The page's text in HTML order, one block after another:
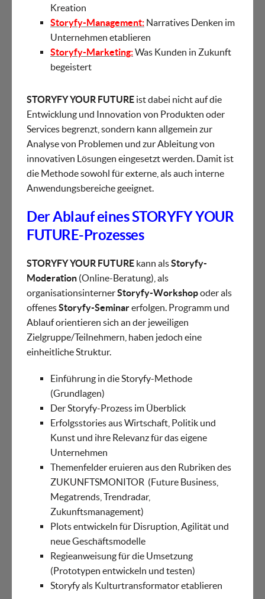
Kreation
Storyfy-Management: Narratives Denken im
Unternehmen etablieren
Storyfy-Marketing:Was Kunden in Zukunft
begeistert
STORYFY YOUR FUTURE ist dabei nicht auf die
Entwicklung und Innovation von Produkten oder
Services begrenzt, sondern kann allgemein zur
Analyse von Problemen und zur Ableitung von
innovativen Lösungen eingesetzt werden. Damit ist
die Methode sowohl für externe, als auch interne
Anwendungsbereiche geeignet.
Der Ablauf eines STORYFY YOUR
FUTURE-Prozesses
STORYFY YOUR FUTURE kann alsStoryfy-
Moderation (Online-Beratung), als
organisationsinternerStoryfy-Workshopoder als
offenesStoryfy-Seminarerfolgen. Programm und
Ablauf orientieren sich an der jeweiligen
Zielgruppe/Teilnehmern, haben jedoch eine
einheitliche Struktur.
Einführung in die Storyfy-Methode
(Grundlagen)
Der Storyfy-Prozess im Überblick
Erfolgsstories aus Wirtschaft, Politik und
Kunst und ihre Relevanz für das eigene
Unternehmen
Themenfelder eruieren aus den Rubriken des
ZUKUNFTSMONITOR (Future Business,
Megatrends, Trendradar,
Zukunftsmanagement)
Plots entwickeln für Disruption, Agilität und
neue Geschäftsmodelle
Regieanweisung für die Umsetzung
(Prototypen entwickeln und testen)
Storyfy als Kulturtransformator etablieren